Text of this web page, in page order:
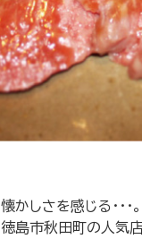
懐かしさを感じる・・・
徳島市秋田町の人気店